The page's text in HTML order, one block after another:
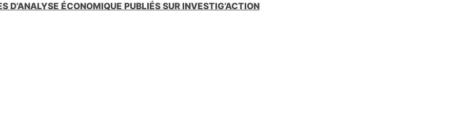
D’ANALYSE ÉCONOMIQUE PUBLIÉS SUR INVESTIG’ACTION